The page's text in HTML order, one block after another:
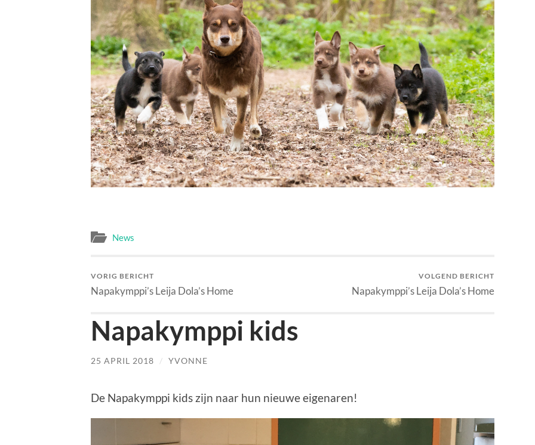
News
VORIG BERICHT
Napakymppi’s Leija Dola’s Home
VOLGEND BERICHT
Napakymppi’s Leija Dola’s Home
Napakymppi kids
25 APRIL 2018 / YVONNE
De Napakymppi kids zijn naar hun nieuwe eigenaren!